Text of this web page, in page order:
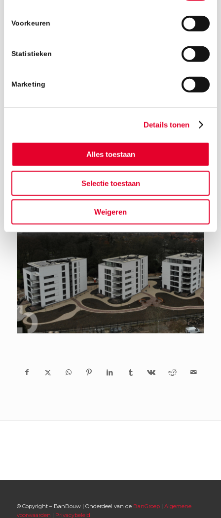
Voorkeuren
Statistieken
Marketing
Details tonen
Alles toestaan
Selectie toestaan
Weigeren
Terug naar het nieuwsoverzicht
© Copyright – BanBouw | Onderdeel van de BanGroep| Algemene
voorwaarden | Privacybeleid